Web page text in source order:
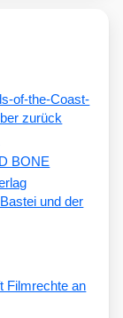
of-the-Coast-
zurück
BONE
und der
Filmrechte an